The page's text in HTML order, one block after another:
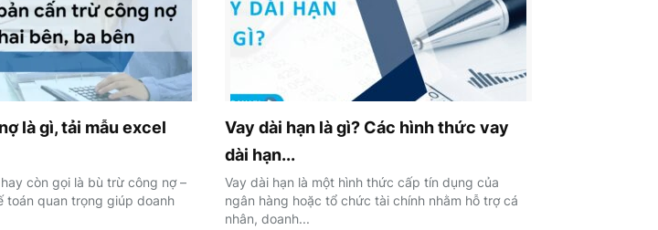
là gì, tải mẫu excel
còn gọi là bù trừ công nợ –
toán quan trọng giúp doanh
Vay dài hạn là gì? Các hình thức vay
dài hạn...
Vay dài hạn là một hình thức cấp tín dụng của
ngân hàng hoặc tổ chức tài chính nhằm hỗ trợ cá
nhân, doanh...